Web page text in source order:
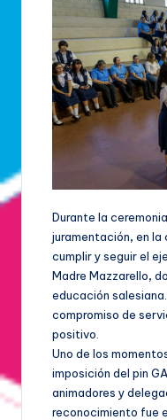
Durante la
juramentación, en la
cumplir y seguir el
Madre Mazzarello,
educación
compromiso de
positivo.
Uno de los
imposición del pin
animadores y
reconocimiento fue